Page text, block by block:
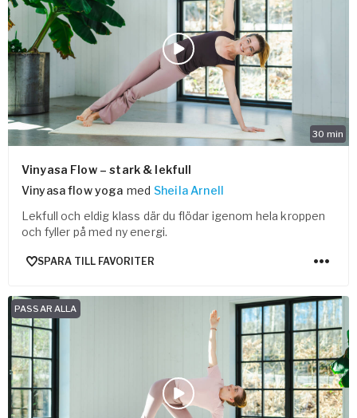
30 min
Vinyasa Flow – stark & lekfull
Vinyasa flow yoga med Sheila Arnell
Lekfull och eldig klass där du flödar igenom hela kroppen
och fyller på med ny energi.
SPARA TILL FAVORITER
PASSAR ALLA